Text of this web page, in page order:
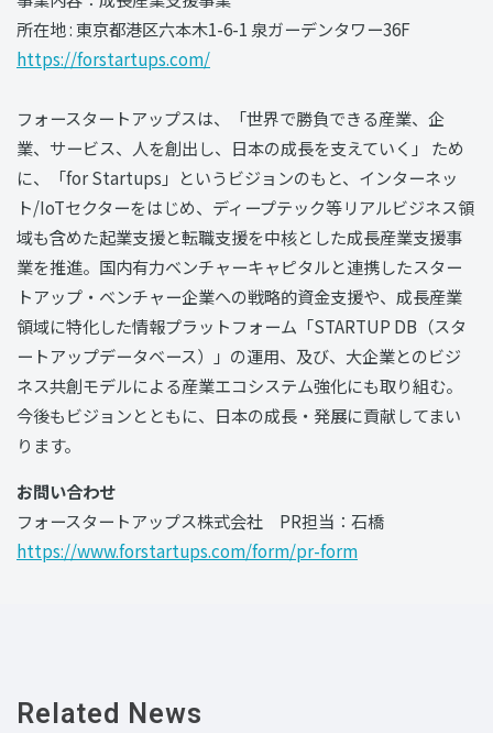
所在地 : 東京都港区六本木1-6-1 泉ガーデンタワー36F
https://forstartups.com/
フォースタートアップスは、「世界で勝負できる産業、企
業、サービス、人を創出し、日本の成⻑を支えていく」 ため
に、「for Startups」というビジョンのもと、インターネッ
ト/IoTセクターをはじめ、ディープテック等リアルビジネス領
域も含めた起業支援と転職支援を中核とした成長産業支援事
業を推進。国内有力ベンチャーキャピタルと連携したスター
トアップ・ベンチャー企業への戦略的資金支援や、成⻑産業
領域に特化した情報プラットフォーム「STARTUP DB（スタ
ートアップデータベース）」の運用、及び、大企業とのビジ
ネス共創モデルによる産業エコシステム強化にも取り組む。
今後もビジョンとともに、日本の成⻑・発展に貢献してまい
ります。
お問い合わせ
フォースタートアップス株式会社 PR担当：石橋
https://www.forstartups.com/form/pr-form
Related News